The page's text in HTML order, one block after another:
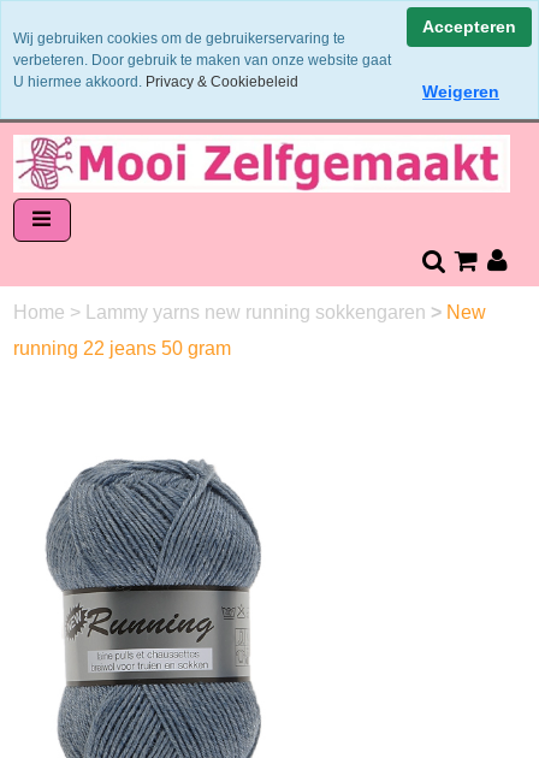
Garens worden uit 1 verfbad verzonden
Veilig online betalen of zelf overschrijven
Home > Lammy yarns new running sokkengaren > New
running 22 jeans 50 gram
Wij gebruiken cookies om de gebruikerservaring te
verbeteren. Door gebruik te maken van onze website gaat
U hiermee akkoord. Privacy & Cookiebeleid
Accepteren
Weigeren